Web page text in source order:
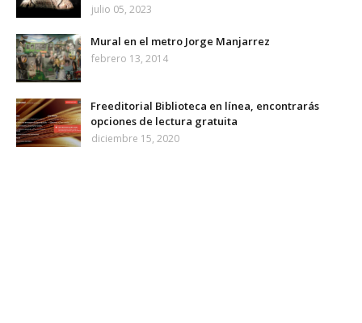
julio 05, 2023
Mural en el metro Jorge Manjarrez
febrero 13, 2014
Freeditorial Biblioteca en línea, encontrarás
opciones de lectura gratuita
diciembre 15, 2020